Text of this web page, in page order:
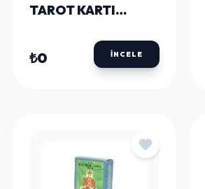
TAROT KARTI
₺0 İNCELE